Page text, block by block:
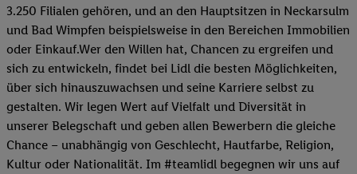
3.250 Filialen gehören, und an den Hauptsitzen in Neckarsulm
und Bad Wimpfen beispielsweise in den Bereichen Immobilien
oder Einkauf.Wer den Willen hat, Chancen zu ergreifen und
sich zu entwickeln, findet bei Lidl die besten Möglichkeiten,
über sich hinauszuwachsen und seine Karriere selbst zu
gestalten. Wir legen Wert auf Vielfalt und Diversität in
unserer Belegschaft und geben allen Bewerbern die gleiche
Chance – unabhängig von Geschlecht, Hautfarbe, Religion,
Kultur oder Nationalität. Im #teamlidl begegnen wir uns auf